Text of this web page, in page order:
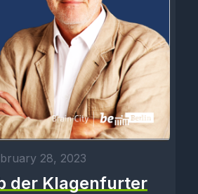
28, 2023
der Klagenfurter